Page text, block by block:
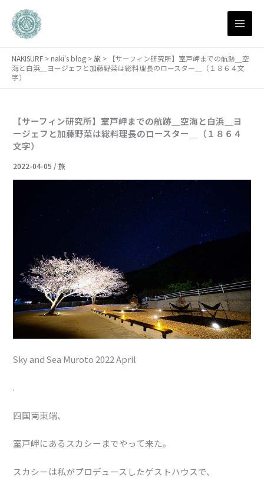
NAKISURF > naki's blog >旅 >
【サーフィン研究所】室戸岬までの航跡＿空
海と白浜＿ヨージェフと加藤野菜は総料理長のロースター＿（１８６４文
字）
【サーフィン研究所】室戸岬までの航跡＿空海と白浜＿ヨ
ージェフと加藤野菜は総料理長のロースター＿（１８６４
文字）
2022-04-05 /旅
Sky and Sea Muroto 2022 April
.
四国南東端、
室戸岬にあるスカシーまでやって来た。
スカシーは私がプロデュースしたゲストハウスで、
別
ア
ー
イ
ブ